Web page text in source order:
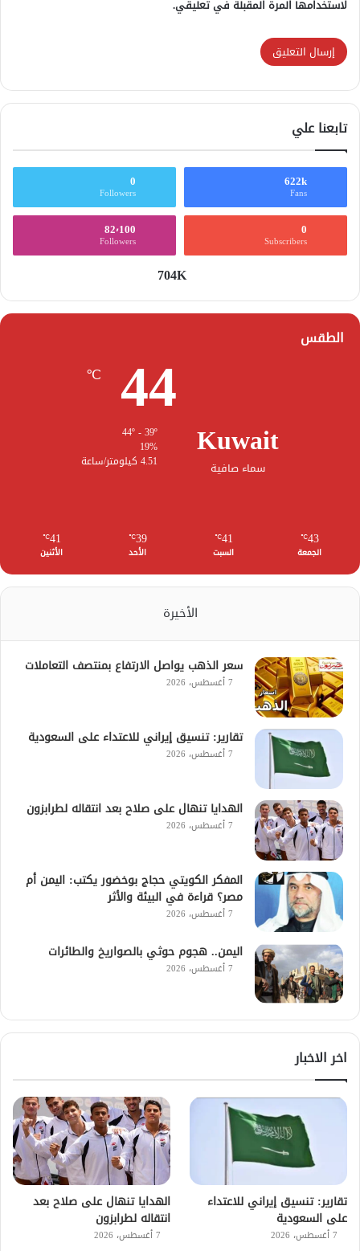
لاستخدامها المرة المقبلة في تعليقي.
تابعنا علي
622k
Fans
0
Followers
0
Subscribers
82٬100
Followers
704K
الطقس
Kuwait
سماء صافية
44
℃
19%
4.51 كيلومتر/ساعة
43
℃
الجمعة
41
℃
السبت
39
℃
الأحد
41
℃
الأثنين
الأخيرة
سعر الذهب يواصل الارتفاع بمنتصف التعاملات
7 أغسطس، 2026
تقارير: تنسيق إيراني للاعتداء على السعودية
7 أغسطس، 2026
الهدايا تنهال على صلاح بعد انتقاله لطرابزون
7 أغسطس، 2026
المفكر الكويتي حجاج بوخضور يكتب: اليمن أم
مصر؟ قراءة في البيئة والأثر
7 أغسطس، 2026
اليمن.. هجوم حوثي بالصواريخ والطائرات
7 أغسطس، 2026
اخر الاخبار
تقارير: تنسيق إيراني للاعتداء
على السعودية
7 أغسطس، 2026
الهدايا تنهال على صلاح بعد
انتقاله لطرابزون
7 أغسطس، 2026